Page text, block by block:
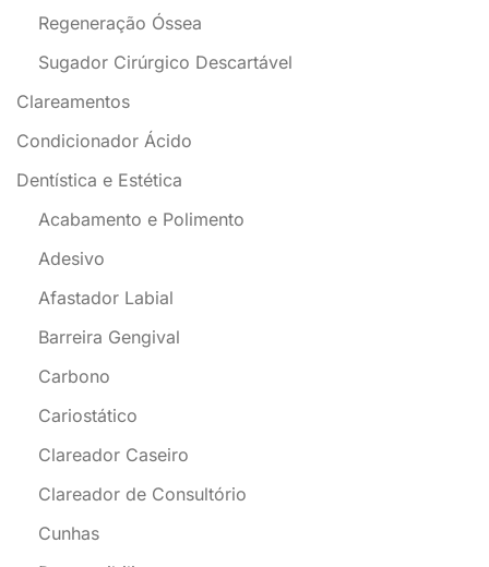
Regeneração Óssea
Sugador Cirúrgico Descartável
Clareamentos
Condicionador Ácido
Dentística e Estética
Acabamento e Polimento
Adesivo
Afastador Labial
Barreira Gengival
Carbono
Cariostático
Clareador Caseiro
Clareador de Consultório
Cunhas